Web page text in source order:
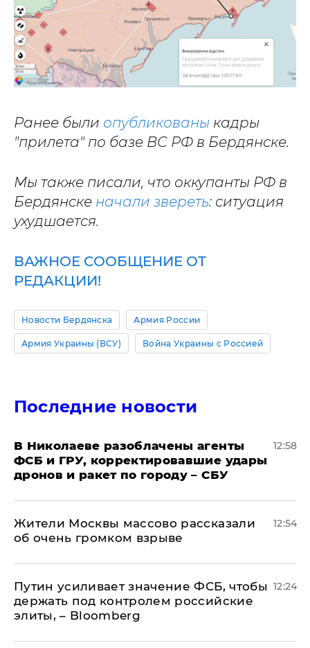
Ранее были опубликованы кадры
"прилета" по базе ВС РФ в Бердянске.
Мы также писали, что оккупанты РФ в
Бердянске начали звереть: ситуация
ухудшается.
ВАЖНОЕ СООБЩЕНИЕ ОТ
РЕДАКЦИИ!
Новости Бердянска Армия России
Армия Украины (ВСУ) Война Украины с Россией
Последние новости
В Николаеве разоблачены агенты
ФСБ и ГРУ, корректировавшие удары
дронов и ракет по городу – СБУ
12:58
Жители Москвы массово рассказали
об очень громком взрыве
12:54
Путин усиливает значение ФСБ, чтобы
держать под контролем российские
элиты, – Bloomberg
12:24